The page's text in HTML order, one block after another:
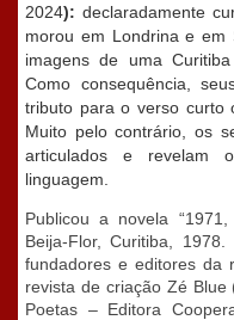
2024): declaradamente
morou em Londrina e em
imagens de uma
Como consequência,
tributo para o verso curto
Muito pelo contrário, os
articulados e revelam
linguagem.
Publicou a novela
Beija-Flor, Curitiba,
fundadores e editores da
revista de criação Zé
Poetas – Editora